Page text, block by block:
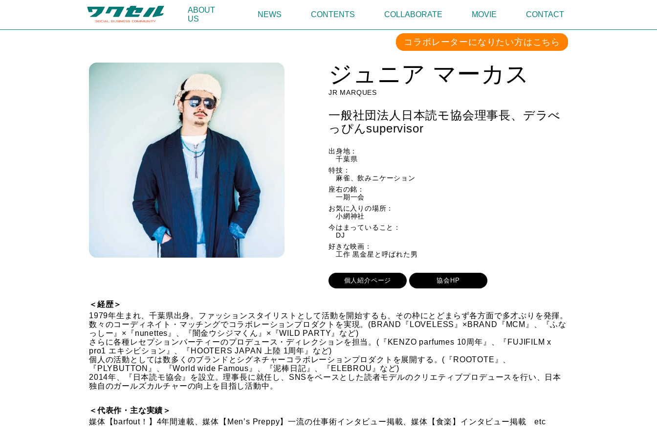
ABOUT
US
NEWS CONTENTS COLLABORATE MOVIE CONTACT
コラボレーターになりたい方はこちら
ジュニア マーカス
JR MARQUES
一般社団法人日本読モ協会理事長、デラべ
っぴんsupervisor
出身地：
千葉県
特技：
麻雀、飲みニケーション
座右の銘：
一期一会
お気に入りの場所：
小網神社
今はまっていること：
DJ
好きな映画：
工作 黒金星と呼ばれた男
個人紹介ページ 協会HP
＜経歴＞
1979年生まれ、千葉県出身。ファッションスタイリストとして活動を開始するも、その枠にとどまらず各方面で多才ぶりを発揮。
数々のコーディネイト・マッチングでコラボレーションプロダクトを実現。(BRAND『LOVELESS』×BRAND『MCM』、『ふな
っしー』×『nunettes』、『闇金ウシジマくん』×『WILD PARTY』など)
さらに各種レセプションパーティーのプロデュース・ディレクションを担当。(『KENZO parfumes 10周年』、『FUJIFILM x
pro1 エキシビション』、『HOOTERS JAPAN 上陸 1周年』など)
個人の活動としては数多くのブランドとシグネチャーコラボレーションプロダクトを展開する。(『ROOTOTE』、
『PLYBUTTON』、『World wide Famous』、『泥棒日記』、『ELEBROU』など)
2014年、『日本読モ協会』を設立。理事長に就任し、SNSをベースとした読者モデルのクリエティブプロデュースを行い、日本
独自のガールズカルチャーの向上を目指し活動中。
＜代表作・主な実績＞
媒体【barfout！】4年間連載、媒体【Men’s Preppy】一流の仕事術インタビュー掲載、媒体【食楽】インタビュー掲載 etc